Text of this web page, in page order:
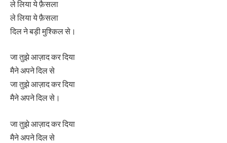
ले लिया ये फ़ैसला
ले लिया ये फ़ैसला
दिल ने बड़ी मुश्किल से।
जा तुझे आज़ाद कर दिया
मैने अपने दिल से
जा तुझे आज़ाद कर दिया
मैने अपने दिल से।
जा तुझे आज़ाद कर दिया
मैने अपने दिल से